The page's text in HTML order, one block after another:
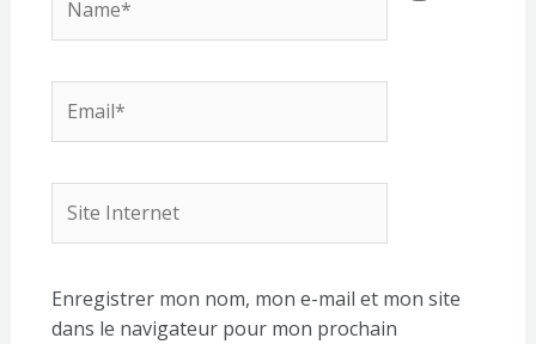
Internet
Enregistrer mon nom, mon e-mail et mon site
dans le navigateur pour mon prochain